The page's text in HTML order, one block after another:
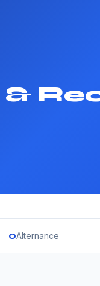
&
0Alternance